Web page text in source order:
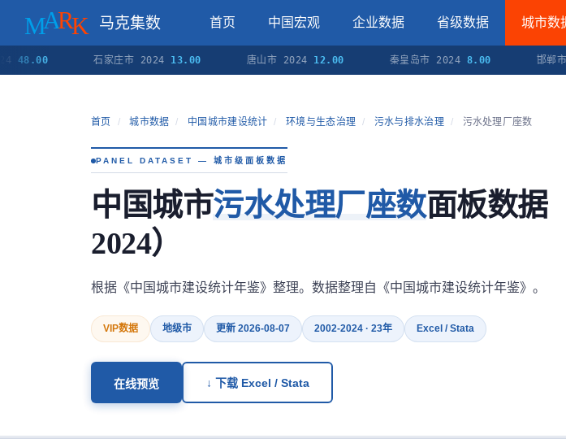
马克集数 首页 中国宏观 企业数据 省级数据 城市数
石家庄市 2024 13.00 唐山市 2024 12.00 秦皇岛市 2024 8.00 邯郸市
首页 / 城市数据 / 中国城市建设统计 / 环境与生态治理 / 污水与排水治理 / 污水处理厂座数
PANEL DATASET — 城市级面板数据
中国城市污水处理厂座数面板数据
2024）
根据《中国城市建设统计年鉴》整理。数据整理自《中国城市建设统计年鉴》。
VIP数据 地级市 更新 2026-08-07 2002-2024 · 23年 Excel / Stata
在线预览 ↓ 下载 Excel / Stata